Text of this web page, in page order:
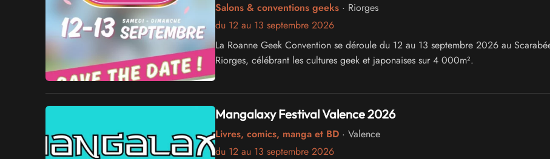
Salons & conventions geeks· Riorges
du 12 au 13 septembre 2026
La Roanne Geek Convention se déroule du 12 au 13 septembre 2026 au
Riorges, célébrant les cultures geek et japonaises sur 4 000m².
Mangalaxy Festival Valence 2026
Livres, comics, manga et BD· Valence
du 12 au 13 septembre 2026